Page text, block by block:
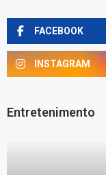
FACEBOOK
INSTAGRAM
Entretenimento